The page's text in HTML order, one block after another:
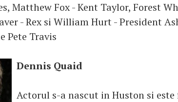
Matthew Fox - Kent Taylor, Forest
- Rex si William Hurt - President
Pete Travis
Dennis Quaid
Actorul s-a nascut in Huston si